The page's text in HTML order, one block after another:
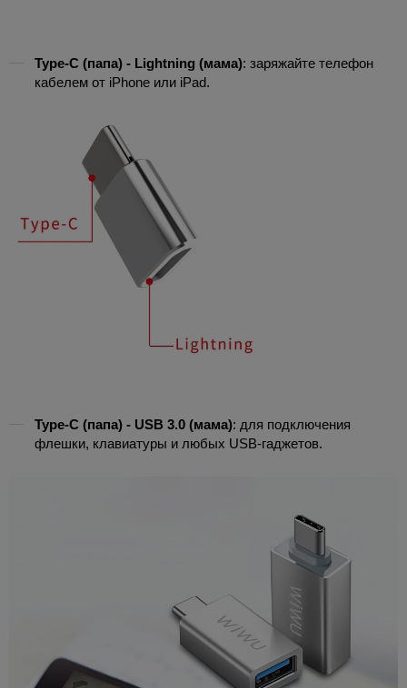
Type-C (папа) - Lightning (мама): заряжайте телефон
кабелем от iPhone или iPad.
Type-C (папа) - USB 3.0 (мама): для подключения
флешки, клавиатуры и любых USB-гаджетов.